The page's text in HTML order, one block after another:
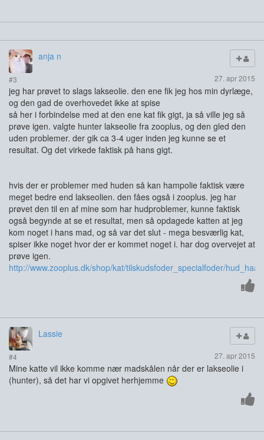
anja n
#3 27. apr 2015
jeg har prøvet to slags lakseolie. den ene fik jeg hos min dyrlæge,
og den gad de overhovedet ikke at spise
så her i forbindelse med at den ene kat fik gigt, ja så ville jeg så
prøve igen. valgte hunter lakseolie fra zooplus, og den gled den
uden problemer. der gik ca 3-4 uger inden jeg kunne se et
resultat. Og det virkede faktisk på hans gigt.
hvis der er problemer med huden så kan hampolie faktisk være
meget bedre end lakseolien. den fåes også i zooplus. jeg har
prøvet den til en af mine som har hudproblemer, kunne faktisk
også begynde at se et resultat, men så opdagede katten at jeg
kom noget i hans mad, og så var det slut - mega besværlig kat,
spiser ikke noget hvor der er kommet noget i. har dog overvejet at
prøve igen.
http://www.zooplus.dk/shop/kat/tilskudsfoder_specialfoder/
Lassie
#4 27. apr 2015
Mine katte vil ikke komme nær madskålen når der er lakseolie i
(hunter), så det har vi opgivet herhjemme